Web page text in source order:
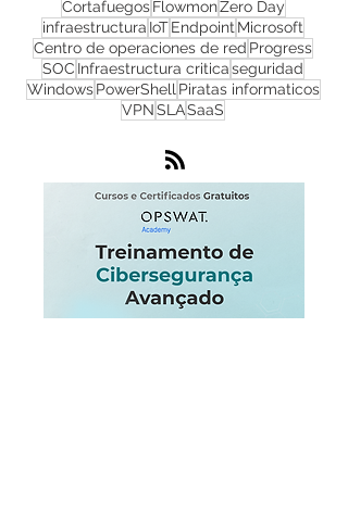
Zero TrustWhatsUp GoldphishingNube
DDoSRedNOC OPSWATNGFW
CortafuegosFlowmon Zero Day
infraestructuraIoTEndpointMicrosoft
Centro de operaciones de redProgress
Infraestructura critica
SLA